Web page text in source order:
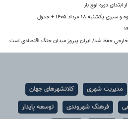
۱۸ مرداد ۱۴۰۵ + جدول
حفظ شد/ ایران پیروز میدان جنگ اقتصادی است
مدیریت شهری
کلانشهرهای جهان
فرهنگ شهروندی
توسعه پایدار